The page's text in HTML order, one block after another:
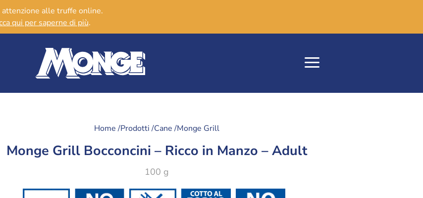
attenzione alle truffe online.
qui per saperne di più.
Home /Prodotti /Cane /Monge Grill
Monge Grill Bocconcini – Ricco in Manzo – Adult
100 g